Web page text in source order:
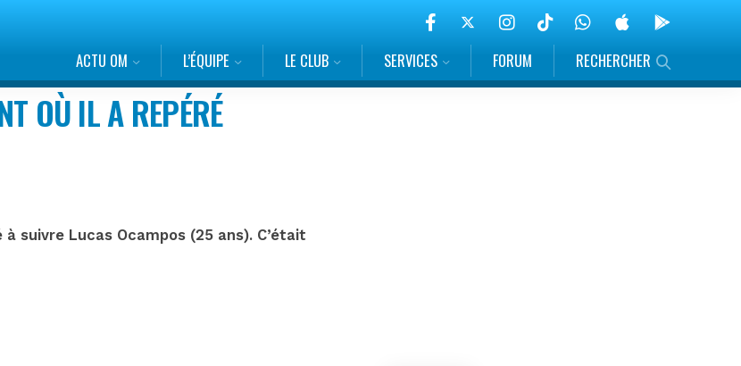
ACTU OM L’ÉQUIPE LE CLUB SERVICES FORUM RECHERCHER
OÙ IL A REPÉRÉ
suivre Lucas Ocampos (25 ans). C’était